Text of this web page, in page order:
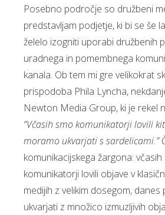
Posebno področje so družbeni
predstavljam podjetje, ki bi se še
želelo izogniti uporabi družbenih
uradnega in pomembnega
kanala. Ob tem mi gre velikokrat
prispodoba Phila Lyncha,
Newton Media Group, ki je rekel
“Včasih smo komunikatorji lovili
moramo ukvarjati s sardelicami.”
komunikacijskega žargona: včasih
komunikatorji lovili objave v
medijih z velikim dosegom,
ukvarjati z množico izmuzljivih